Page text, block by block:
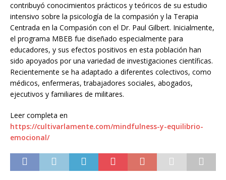
contribuyó conocimientos prácticos y teóricos de su estudio
intensivo sobre la psicología de la compasión y la Terapia
Centrada en la Compasión con el Dr. Paul Gilbert. Inicialmente,
el programa MBEB fue diseñado especialmente para
educadores, y sus efectos positivos en esta población han
sido apoyados por una variedad de investigaciones científicas.
Recientemente se ha adaptado a diferentes colectivos, como
médicos, enfermeras, trabajadores sociales, abogados,
ejecutivos y familiares de militares.
Leer completa en
https://cultivarlamente.com/mindfulness-y-equilibrio-
emocional/